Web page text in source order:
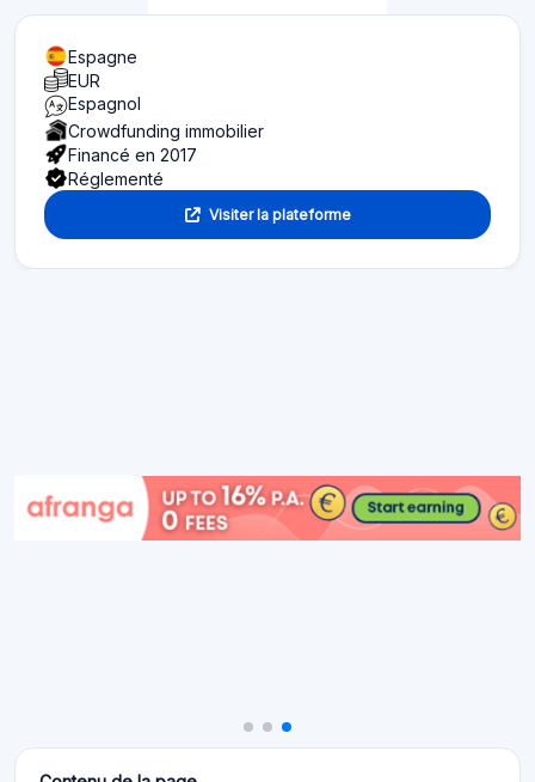
Espagne
EUR
Espagnol
Crowdfunding immobilier
Financé en 2017
Réglementé
Visiter la plateforme